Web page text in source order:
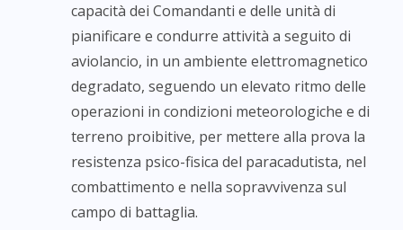
capacità dei Comandanti e delle unità di
pianificare e condurre attività a seguito di
aviolancio, in un ambiente elettromagnetico
degradato, seguendo un elevato ritmo delle
operazioni in condizioni meteorologiche e di
terreno proibitive, per mettere alla prova la
resistenza psico-fisica del paracadutista, nel
combattimento e nella sopravvivenza sul
campo di battaglia.